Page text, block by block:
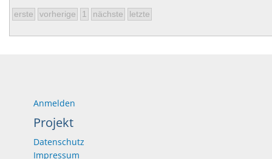
erste vorherige 1 nächste letzte
Anmelden
Projekt
Datenschutz
Impressum